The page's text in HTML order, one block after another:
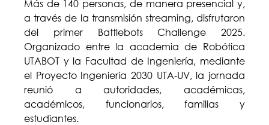
Más de 140 personas, de manera presencial y,
a través de la transmisión streaming, disfrutaron
del primer Battlebots Challenge 2025.
Organizado entre la academia de Robótica
UTABOT y la Facultad de Ingeniería, mediante
el Proyecto Ingeniería 2030 UTA-UV, la jornada
reunió a autoridades, académicas,
académicos, funcionarios, familias y
estudiantes.